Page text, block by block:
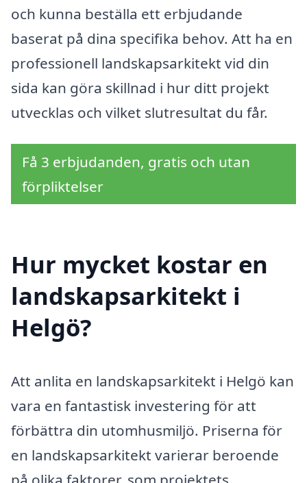
och kunna beställa ett erbjudande
baserat på dina specifika behov. Att ha en
professionell landskapsarkitekt vid din
sida kan göra skillnad i hur ditt projekt
utvecklas och vilket slutresultat du får.
Få 3 erbjudanden, gratis och utan
förpliktelser
Hur mycket kostar en
landskapsarkitekt i
Helgö?
Att anlita en landskapsarkitekt i Helgö kan
vara en fantastisk investering för att
förbättra din utomhusmiljö. Priserna för
en landskapsarkitekt varierar beroende